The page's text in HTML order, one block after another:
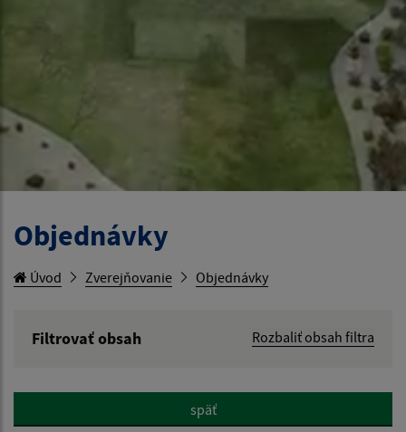
Objednávky
Úvod Zverejňovanie Objednávky
Filtrovať obsah
Rozbaliť obsah filtra
Hľadať v:
späť